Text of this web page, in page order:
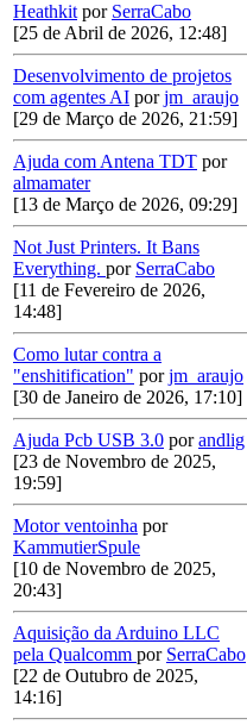
Heathkit por SerraCabo
[25 de Abril de 2026, 12:48]
Desenvolvimento de projetos
com agentes AI porjm_araujo
[29 de Março de 2026, 21:59]
Ajuda com Antena TDT por
almamater
[13 de Março de 2026, 09:29]
Not Just Printers. It Bans
Everything. por SerraCabo
[11 de Fevereiro de 2026,
14:48]
Como lutar contra a
"enshitification" porjm_araujo
[30 de Janeiro de 2026, 17:10]
Ajuda Pcb USB 3.0 porandlig
[23 de Novembro de 2025,
19:59]
Motor ventoinha por
KammutierSpule
[10 de Novembro de 2025,
20:43]
Aquisição da Arduino LLC
pela Qualcomm por SerraCabo
[22 de Outubro de 2025,
14:16]